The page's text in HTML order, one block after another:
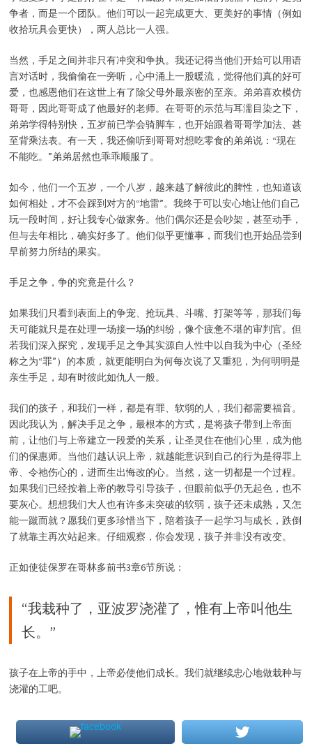
争者，而是一个团队。他们可以一起完成更大、更美好的事情（例如
收拾玩具会更快），两人总比一人强。
当然，手足之间并非只有冲突和争执。我还记得当他们开始可以用语
言对话时，我偷偷在一旁听，心中涌上一股暖流，觉得他们真的好可
爱，也感恩他们在这世上有了除父母外最亲密的至亲。弟弟喜欢模仿
哥哥，因此哥哥成了他最好的老师。在哥哥的示范与耳濡目染之下，
弟弟学得特别快，五岁前已学会骑脚车，也开始跟着哥哥学加法、甚
至背乘法表。有一天，我还偷听到哥哥对想吃零食的弟弟说：“现在
不能吃。”弟弟居然也乖乖顺服了。
如今，他们一个五岁，一个八岁，越来越了解彼此的脾性，也知道该
如何相处，才不会踩到对方的“地雷”。我终于可以安心地让他们自己
玩一段时间，好让我专心做家务。他们偶尔还是会吵架，甚至动手，
但与去年相比，确实好多了。他们似乎更懂事，而我们也开始品尝到
早前努力所结的果实。
手足之争，争的究竟是什么？
如果我们只看到表面上的争宠、抢玩具、斗嘴、打架等等，那我们每
天可能就只是在处理一场接一场的纠纷，像个疲惫不堪的审判官。但
若我们深入探究，发现手足之争其实源自人性中以自我为中心（圣经
称之为“罪”）的本质，就更能明白为何每次说了又重犯，为何明明是
亲生手足，却有时彼此如仇人一般。
我们的孩子，和我们一样，都是有罪、软弱的人，我们都需要福音。
因此我认为，解决手足之争，最根本的方式，是将孩子带到上帝面
前，让他们与上帝建立一段爱的关系，让圣灵住在他们心里，成为他
们的保惠师。当他们越认识上帝，就越能意识到自己的行为是得罪上
帝、令祂伤心的，进而生出悔改的心。当然，这一切都是一个过程。
如果我们已经按着上帝的教导引导孩子，但眼前似乎仍无起色，也不
要灰心。想想我们大人也有许多未突破的软弱，孩子还未成熟，又怎
能一蹴而就？愿我们更多珍惜当下，陪着孩子一起学习与成长，跌倒
了就靠主再次站起来。仔细观察，你会发现，孩子并非没有改变。
正如使徒保罗在哥林多前书3章6节所说：
“我栽种了，亚波罗浇灌了，惟有上帝叫他生
长。”
孩子在上帝的手中，上帝必使他们成长。我们就继续忠心地做栽种与
浇灌的工吧。